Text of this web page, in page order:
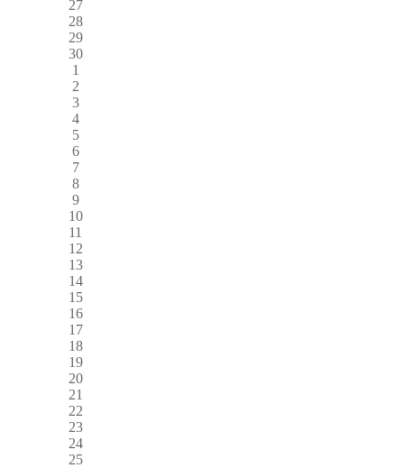
27
28
29
30
1
2
3
4
5
6
7
8
9
10
11
12
13
14
15
16
17
18
19
20
21
22
23
24
25